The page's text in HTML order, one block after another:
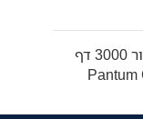
טונר מקורי שחור 3000 דף